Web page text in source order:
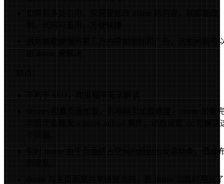
如果有多处引用，只需要修改 iframe 的内容，就都能改
到，代码可重用，方便快捷
遇到加载缓慢的第三方内容如图标和广告，这些问题可
不利于 SEO，爬虫程序无法解读
iframes 阻塞页面加载，影响网页加载速度，iframe 加载
毕后才会触发 window.onload 事件，动态设置 src 可解决
有时 iframe 由于页面挤占空间的原因出现滚动条，造成
iframe 与主页面是共享链接池的，若 iframe 加载时用光